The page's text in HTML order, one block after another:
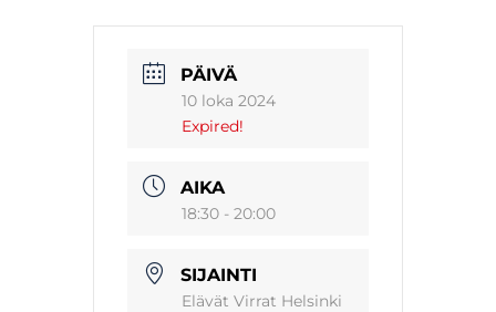
PÄIVÄ
10 loka 2024
Expired!
AIKA
18:30 - 20:00
SIJAINTI
Elävät Virrat Helsinki